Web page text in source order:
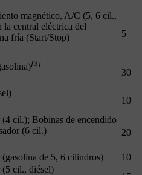
magnético, A/C (5, 6 cil.,
la central eléctrica del
fría (Start/Stop)
5
[3]
30
10
cil.); Bobinas de encendido
(6 cil.)
20
de 5, 6 cilindros)
10
cil., diésel)